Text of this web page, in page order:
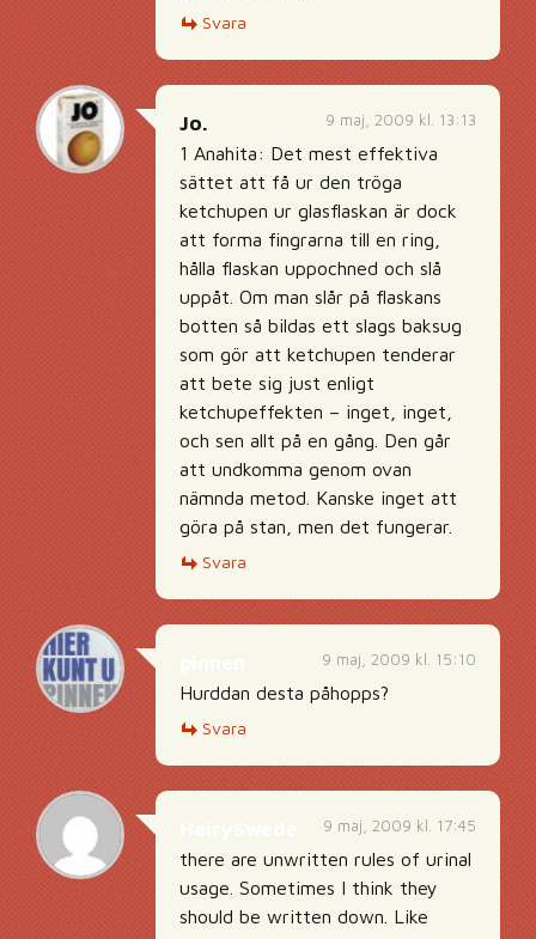
Svara
9 maj, 2009 kl. 13:13
Jo.
1 Anahita: Det mest effektiva
sättet att få ur den tröga
ketchupen ur glasflaskan är dock
att forma fingrarna till en ring,
hålla flaskan uppochned och slå
uppåt. Om man slår på flaskans
botten så bildas ett slags baksug
som gör att ketchupen tenderar
att bete sig just enligt
ketchupeffekten – inget, inget,
och sen allt på en gång. Den går
att undkomma genom ovan
nämnda metod. Kanske inget att
göra på stan, men det fungerar.
Svara
9 maj, 2009 kl. 15:10
Hurddan desta påhopps?
Svara
9 maj, 2009 kl. 17:45
there are unwritten rules of urinal
usage. Sometimes I think they
should be written down. Like